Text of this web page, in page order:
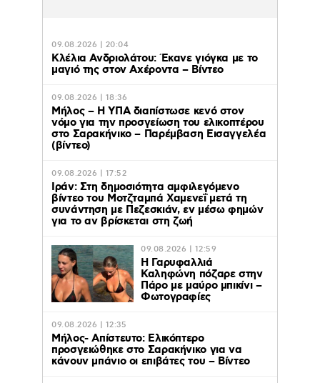
09.08.2026 | 20:04
Κλέλια Ανδριολάτου: Έκανε γιόγκα με το
μαγιό της στον Αχέροντα – Βίντεο
09.08.2026 | 18:36
Μήλος – Η ΥΠΑ διαπίστωσε κενό στον
νόμο για την προσγείωση του ελικοπτέρου
στο Σαρακήνικο – Παρέμβαση Εισαγγελέα
(βίντεο)
09.08.2026 | 17:52
Ιράν: Στη δημοσιότητα αμφιλεγόμενο
βίντεο του Μοτζταμπά Χαμενεΐ μετά τη
συνάντηση με Πεζεσκιάν, εν μέσω φημών
για το αν βρίσκεται στη ζωή
09.08.2026 | 12:59
Η Γαρυφαλλιά
Καληφώνη πόζαρε στην
Πάρο με μαύρο μπικίνι –
Φωτογραφίες
09.08.2026 | 12:35
Μήλος- Απίστευτο: Ελικόπτερο
προσγειώθηκε στο Σαρακήνικο για να
κάνουν μπάνιο οι επιβάτες του – Βίντεο